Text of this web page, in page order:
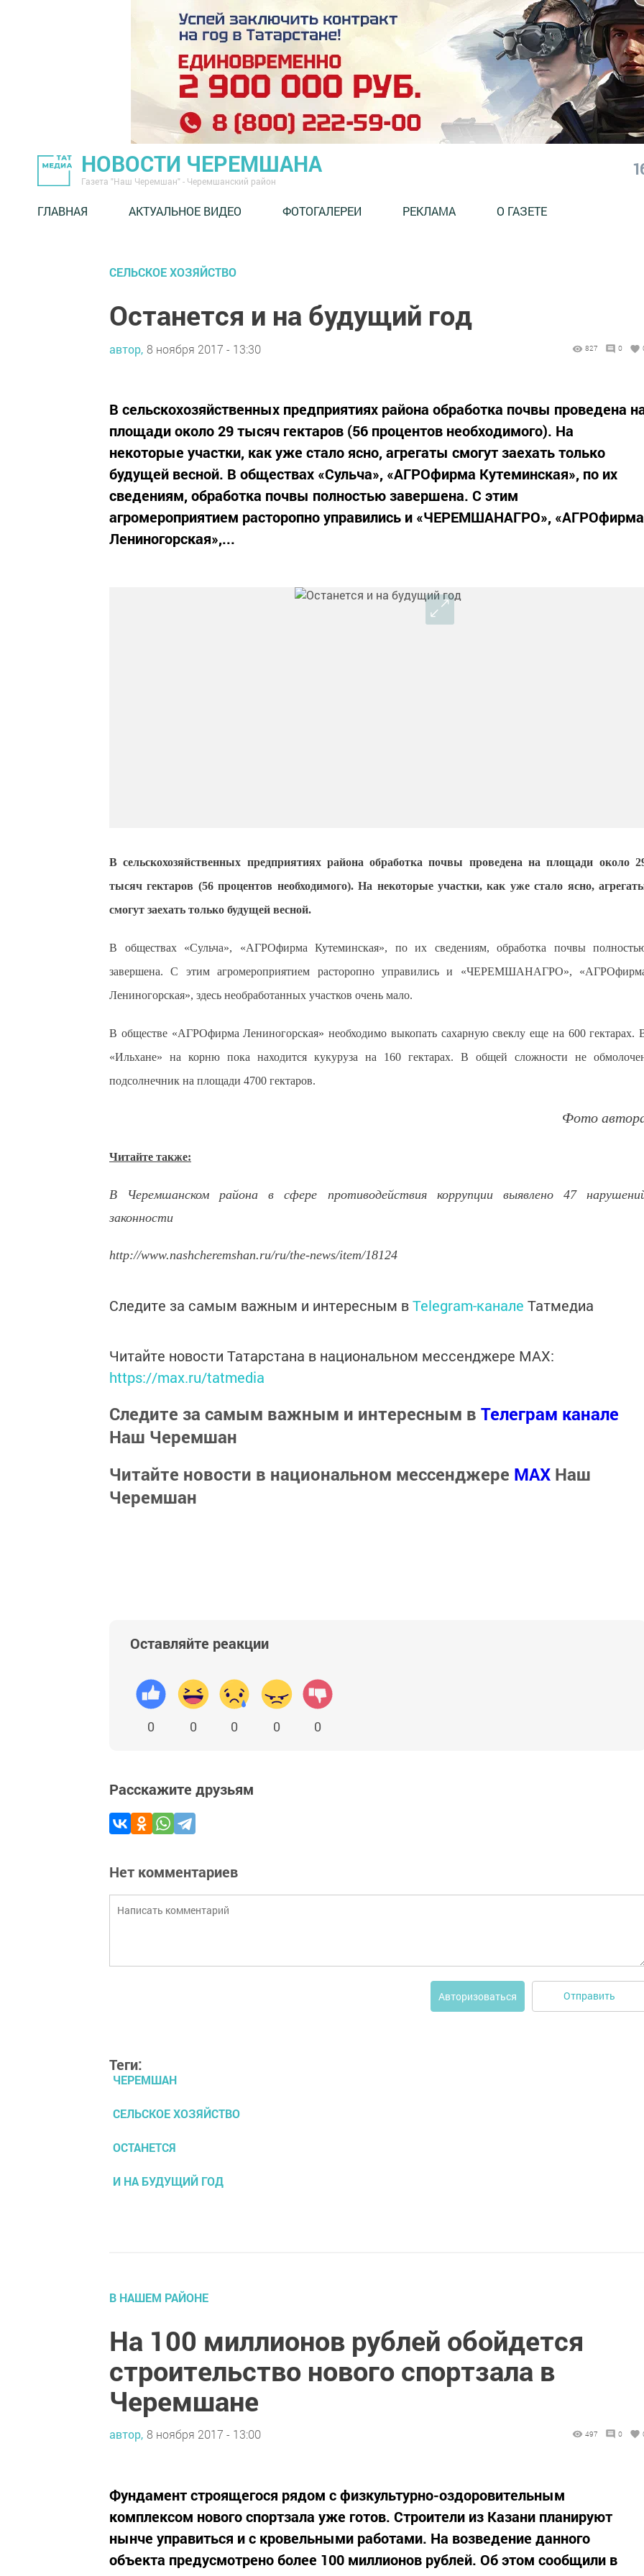
НОВОСТИ ЧЕРЕМШАНА
Газета "Наш Черемшан" - Черемшанский район
ГЛАВНАЯ АКТУАЛЬНОЕ ВИДЕО ФОТОГАЛЕРЕИ РЕКЛАМА О ГАЗЕТЕ
СЕЛЬСКОЕ ХОЗЯЙСТВО
Останется и на будущий год
автор, 8 ноября 2017 - 13:30 827 0
В сельскохозяйственных предприятиях района обработка почвы проведена
площади около 29 тысяч гектаров (56 процентов необходимого). На
некоторые участки, как уже стало ясно, агрегаты смогут заехать только
будущей весной. В обществах «Сульча», «АГРОфирма Кутеминская», по их
сведениям, обработка почвы полностью завершена. С этим
агромероприятием расторопно управились и «ЧЕРЕМШАНАГРО», «АГРОфирма
Лениногорская»,...
В сельскохозяйственных предприятиях района обработка почвы проведена на площади около
тысяч гектаров (56 процентов необходимого). На некоторые участки, как уже стало ясно,
смогут заехать только будущей весной.
В обществах «Сульча», «АГРОфирма Кутеминская», по их сведениям, обработка почвы
завершена. С этим агромероприятием расторопно управились и «ЧЕРЕМШАНАГРО»,
Лениногорская», здесь необработанных участков очень мало.
В обществе «АГРОфирма Лениногорская» необходимо выкопать сахарную свеклу еще на 600 гектарах.
«Ильхане» на корню пока находится кукуруза на 160 гектарах. В общей сложности не
подсолнечник на площади 4700 гектаров.
Фото
Читайте также:
В Черемшанском района в сфере противодействия коррупции выявлено 47
законности
http://www.nashcheremshan.ru/ru/the-news/item/18124
Следите за самым важным и интересным вTelegram-канале Татмедиа
Читайте новости Татарстана в национальном мессенджере MАХ:
https://max.ru/tatmedia
Следите за самым важным и интересным в Телеграм канале
Наш Черемшан
Читайте новости в национальном мессенджере MАХ Наш
Черемшан
Оставляйте реакции
0 0 0 0 0
Расскажите друзьям
Нет комментариев
Авторизоваться Отправить
Теги:
ЧЕРЕМШАН
СЕЛЬСКОЕ ХОЗЯЙСТВО
ОСТАНЕТСЯ
И НА БУДУЩИЙ ГОД
В НАШЕМ РАЙОНЕ
На 100 миллионов рублей обойдется
строительство нового спортзала в
Черемшане
автор, 8 ноября 2017 - 13:00 497 0
Фундамент строящегося рядом с физкультурно-оздоровительным
комплексом нового спортзала уже готов. Строители из Казани планируют
нынче управиться и с кровельными работами. На возведение данного
объекта предусмотрено более 100 миллионов рублей. Об этом сообщили в